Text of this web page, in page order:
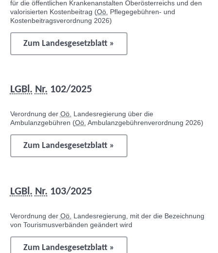
für die öffentlichen Krankenanstalten Oberösterreichs und den
valorisierten Kostenbeitrag (Oö. Pflegegebühren- und
Kostenbeitragsverordnung 2026)
Zum Landesgesetzblatt »
LGBl. Nr. 102/2025
Verordnung der Oö. Landesregierung über die
Ambulanzgebühren (Oö. Ambulanzgebührenverordnung 2026)
Zum Landesgesetzblatt »
LGBl. Nr. 103/2025
Verordnung der Oö. Landesregierung, mit der die Bezeichnung
von Tourismusverbänden geändert wird
Zum Landesgesetzblatt »